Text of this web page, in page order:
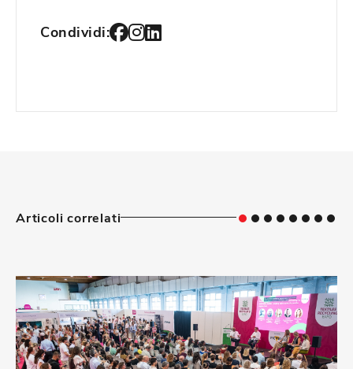
Condividi:
Articoli correlati